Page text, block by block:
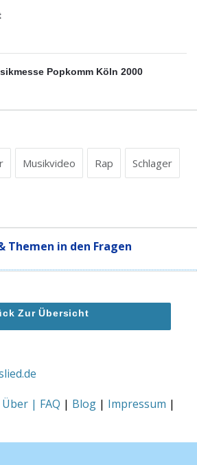
Popkomm Köln 2000
Musikvideo Rap Schlager
Themen in den Fragen
Zur Übersicht
Über | FAQ | Blog | Impressum |